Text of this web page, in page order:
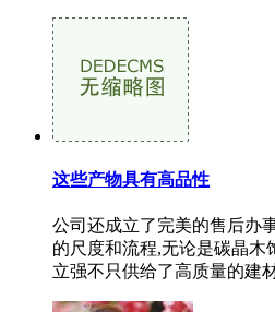
这些产物具有高品性
公司还成立了完美的售后办
的尺度和流程,无论是碳晶木
立强不只供给了高质量的建